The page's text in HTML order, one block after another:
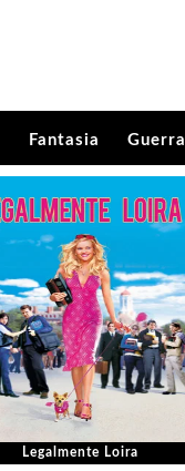
Fantasia Guerra
Legalmente Loira